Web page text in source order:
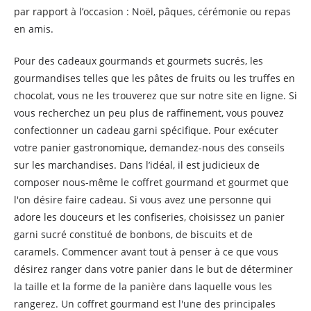
par rapport à l’occasion : Noël, pâques, cérémonie ou repas
en amis.
Pour des cadeaux gourmands et gourmets sucrés, les
gourmandises telles que les pâtes de fruits ou les truffes en
chocolat, vous ne les trouverez que sur notre site en ligne. Si
vous recherchez un peu plus de raffinement, vous pouvez
confectionner un cadeau garni spécifique. Pour exécuter
votre panier gastronomique, demandez-nous des conseils
sur les marchandises. Dans l’idéal, il est judicieux de
composer nous-même le coffret gourmand et gourmet que
l'on désire faire cadeau. Si vous avez une personne qui
adore les douceurs et les confiseries, choisissez un panier
garni sucré constitué de bonbons, de biscuits et de
caramels. Commencer avant tout à penser à ce que vous
désirez ranger dans votre panier dans le but de déterminer
la taille et la forme de la panière dans laquelle vous les
rangerez. Un coffret gourmand est l'une des principales